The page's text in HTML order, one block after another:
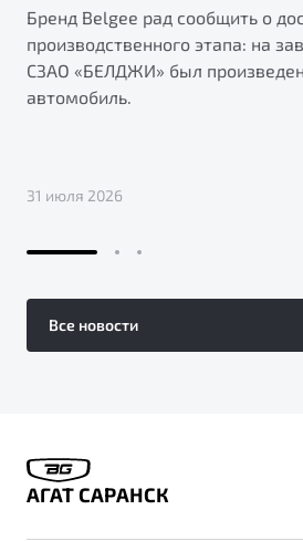
Бренд Belgee рад сообщить о
производственного этапа: на
СЗАО «БЕЛДЖИ» был
автомобиль.
31 июля 2026
Все новости
АГАТ САРАНСК